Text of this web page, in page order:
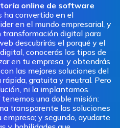
online de software
ha convertido en el
en el mundo empresarial, y
digital para
descubrirás el porqué y el
conocerás los tipos de
en tu empresa, y obtendrás
las mejores soluciones del
gratuita y neutral. Pero
ni la implantamos.
una doble misión:
transparente las soluciones
y segundo, ayudarte